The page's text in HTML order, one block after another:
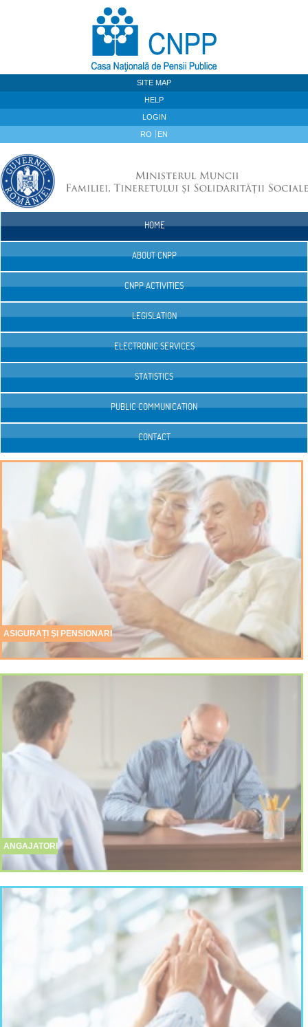
SITE MAP
HELP
LOGIN
RO EN
HOME
ABOUT CNPP
CNPP ACTIVITIES
LEGISLATION
ELECTRONIC SERVICES
STATISTICS
PUBLIC COMMUNICATION
CONTACT
ASIGURAȚI ŞI PENSIONARI
ANGAJATORI